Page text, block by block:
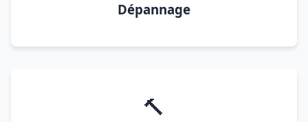
Dépannage
🔨